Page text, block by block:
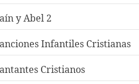
y Abel 2
Infantiles Cristianas
Cristianos